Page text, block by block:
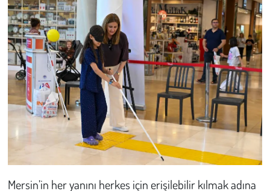
Mersin’in her yanını herkes için erişilebilir kılmak adına
Günün İçinden
Vefat İlanları
Tarih
Hukuk